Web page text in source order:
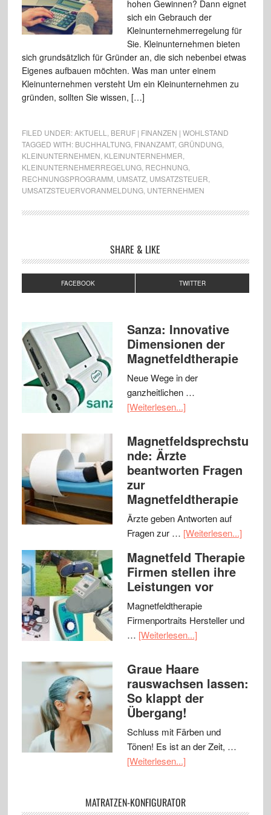
hohen Gewinnen? Dann eignet
sich ein Gebrauch der
Kleinunternehmerregelung für
Sie. Kleinunternehmen bieten
sich grundsätzlich für Gründer an, die sich nebenbei etwas
Eigenes aufbauen möchten. Was man unter einem
Kleinunternehmen versteht Um ein Kleinunternehmen zu
gründen, sollten Sie wissen, […]
FILED UNDER:AKTUELL
BERUF | FINANZEN | WOHLSTAND
TAGGED WITH: BUCHHALTUNG, FINANZAMT, GRÜNDUNG,
KLEINUNTERNEHMEN KLEINUNTERNEHMER
KLEINUNTERNEHMERREGELUNG, RECHNUNG,
RECHNUNGSPROGRAMM UMSATZ, UMSATZSTEUER
UMSATZSTEUERVORANMELDUNG, UNTERNEHMEN
SHARE & LIKE
FACEBOOK TWITTER
Sanza: Innovative
Dimensionen der
Magnetfeldtherapie
Neue Wege in der
ganzheitlichen …
[Weiterlesen...]
Magnetfeldsprechstu
nde: Ärzte
beantworten Fragen
zur
Magnetfeldtherapie
Ärzte geben Antworten auf
Fragen zur … [Weiterlesen...]
Magnetfeld Therapie
Firmen stellen ihre
Leistungen vor
Magnetfeldtherapie
Firmenportraits Hersteller und
… [Weiterlesen...]
Graue Haare
rauswachsen lassen:
So klappt der
Übergang!
Schluss mit Färben und
Tönen! Es ist an der Zeit, …
[Weiterlesen...]
MATRATZEN-KONFIGURATOR